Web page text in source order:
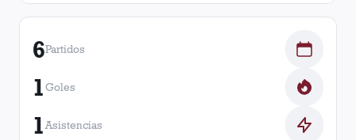
6Partidos
1Goles
1Asistencias